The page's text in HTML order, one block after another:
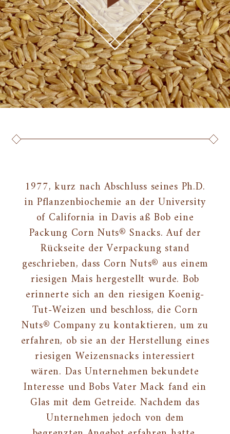
1977, kurz nach Abschluss seines Ph.D.
in Pflanzenbiochemie an der University
of California in Davis aß Bob eine
Packung Corn Nuts® Snacks. Auf der
Rückseite der Verpackung stand
geschrieben, dass Corn Nuts® aus einem
riesigen Mais hergestellt wurde. Bob
erinnerte sich an den riesigen Koenig-
Tut-Weizen und beschloss, die Corn
Nuts® Company zu kontaktieren, um zu
erfahren, ob sie an der Herstellung eines
riesigen Weizensnacks interessiert
wären. Das Unternehmen bekundete
Interesse und Bobs Vater Mack fand ein
Glas mit dem Getreide. Nachdem das
Unternehmen jedoch von dem